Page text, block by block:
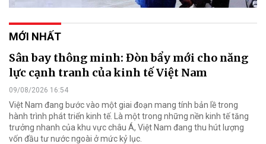
MỚI NHẤT
Sân bay thông minh: Đòn bẩy mới cho năng
lực cạnh tranh của kinh tế Việt Nam
09/08/2026 16:54
Việt Nam đang bước vào một giai đoạn mang tính bản lề trong
hành trình phát triển kinh tế. Là một trong những nền kinh tế tăng
trưởng nhanh của khu vực châu Á, Việt Nam đang thu hút lượng
vốn đầu tư nước ngoài ở mức kỷ lục.